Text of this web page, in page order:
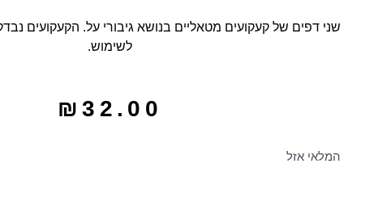
שני דפים של קעקועים מטאליים בנושא גיבורי על. הקעקועים
לשימוש.
₪32.00
המלאי אזל